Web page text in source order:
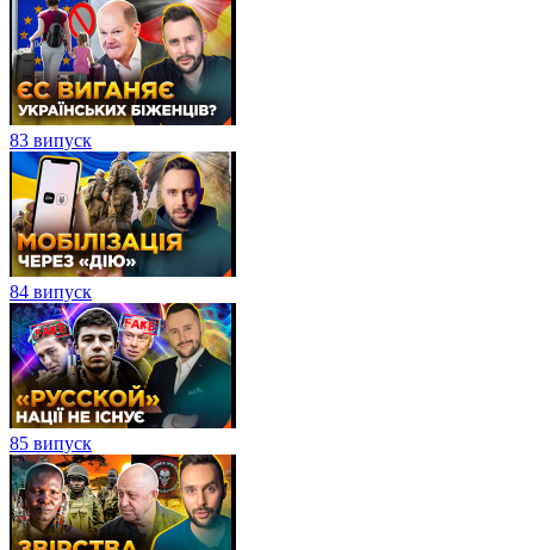
83 випуск
84 випуск
85 випуск